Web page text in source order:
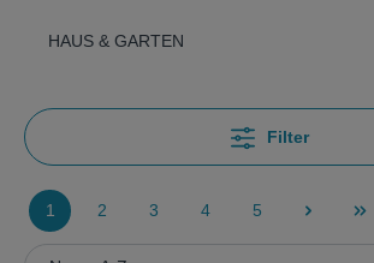
HAUS & GARTEN
Filter
1 2 3 4 5